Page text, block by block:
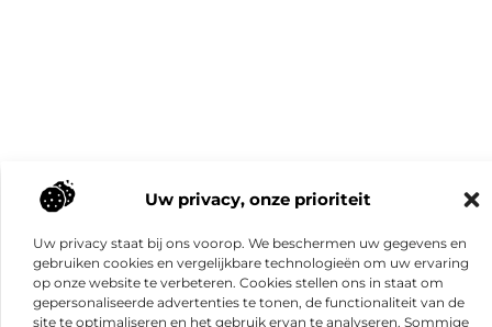
Uw privacy, onze prioriteit
Uw privacy staat bij ons voorop. We beschermen uw gegevens en
gebruiken cookies en vergelijkbare technologieën om uw ervaring
op onze website te verbeteren. Cookies stellen ons in staat om
gepersonaliseerde advertenties te tonen, de functionaliteit van de
site te optimaliseren en het gebruik ervan te analyseren. Sommige